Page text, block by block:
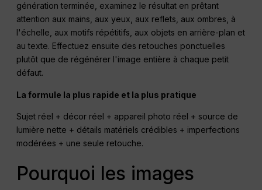
génération terminée, examinez le résultat en prêtant
attention aux mains, aux yeux, aux reflets, aux ombres, à
l'échelle, aux motifs répétitifs, aux objets en arrière-plan et
au texte. Effectuez ensuite des retouches ponctuelles
plutôt que de régénérer l'image entière à chaque petit
défaut.
La formule la plus rapide et la plus pratique
Sujet réel + décor réel + appareil photo réel + source de
lumière nette + détails matériels crédibles + imperfections
modérées + une seule retouche.
Pourquoi les images